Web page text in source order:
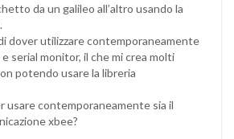
da un galileo all’altro usando la
dover utilizzare contemporaneamente
serial monitor, il che mi crea molti
potendo usare la libreria
usare contemporaneamente sia il
xbee?